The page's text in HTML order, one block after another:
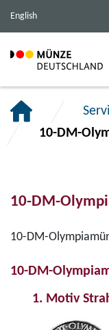
Haupt-
anspringen.
Inhalt
anspringen.
Footer
anspringen.
English
10-DM-
10-DM-
10-DM-
10-DM-
1. Motiv